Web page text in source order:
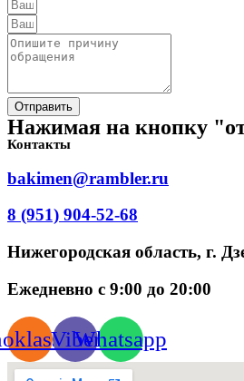
Отправить
Нажимая на кнопку
Контакты
bakimen@rambler.ru
8 (951) 904-52-68
Нижегородская область, г.
Ежедневно с 9:00 до 20:00
ViberWhatsapp